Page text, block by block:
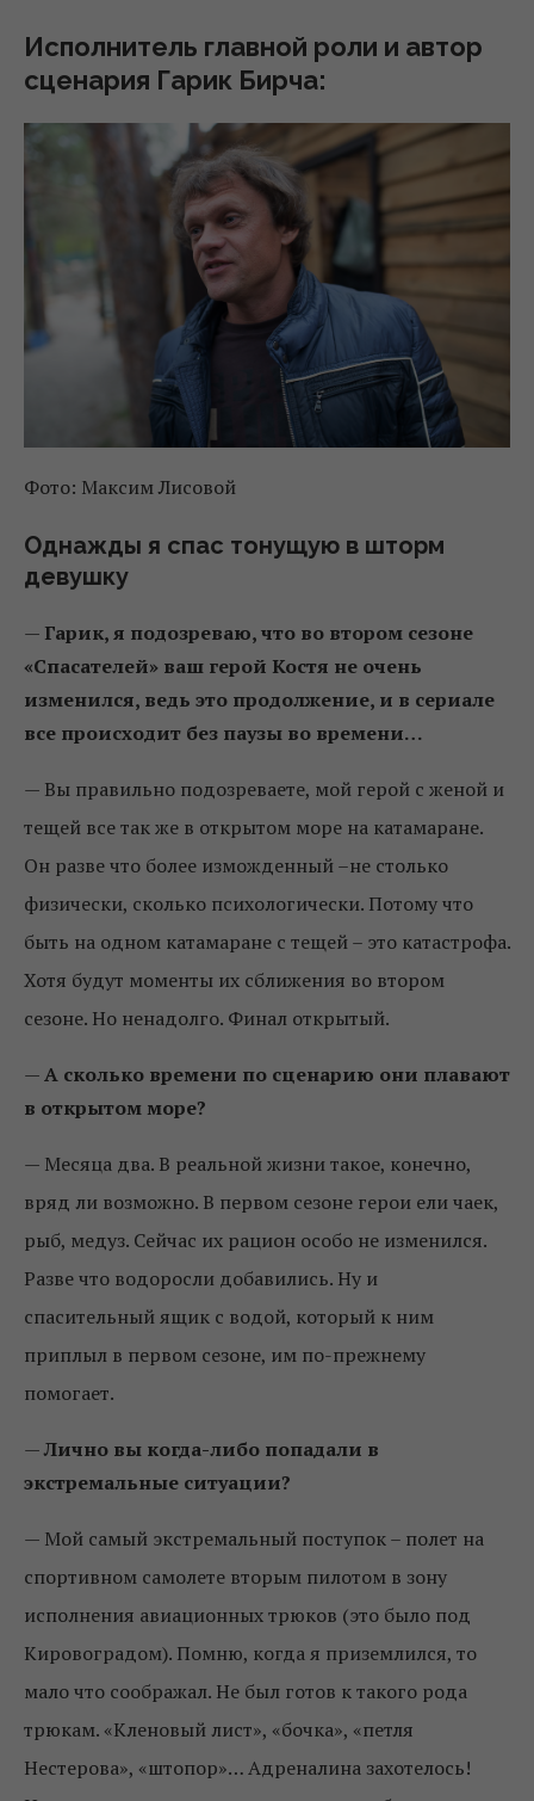
Исполнитель главной роли и автор
сценария Гарик Бирча:
Фото: Максим Лисовой
Однажды я спас тонущую в шторм
девушку
— Гарик, я подозреваю, что во втором сезоне
«Спасателей» ваш герой Костя не очень
изменился, ведь это продолжение, и в сериале
все происходит без паузы во времени…
— Вы правильно подозреваете, мой герой с женой и
тещей все так же в открытом море на катамаране.
Он разве что более изможденный –не столько
физически, сколько психологически. Потому что
быть на одном катамаране с тещей – это катастрофа.
Хотя будут моменты их сближения во втором
сезоне. Но ненадолго. Финал открытый.
—А сколько времени по сценарию они плавают
в открытом море?
— Месяца два. В реальной жизни такое, конечно,
вряд ли возможно. В первом сезоне герои ели чаек,
рыб, медуз. Сейчас их рацион особо не изменился.
Разве что водоросли добавились. Ну и
спасительный ящик с водой, который к ним
приплыл в первом сезоне, им по-прежнему
помогает.
—Лично вы когда-либо попадали в
экстремальные ситуации?
— Мой самый экстремальный поступок – полет на
спортивном самолете вторым пилотом в зону
исполнения авиационных трюков (это было под
Кировоградом). Помню, когда я приземлился, то
мало что соображал. Не был готов к такого рода
трюкам. «Кленовый лист», «бочка», «петля
Нестерова», «штопор»… Адреналина захотелось!